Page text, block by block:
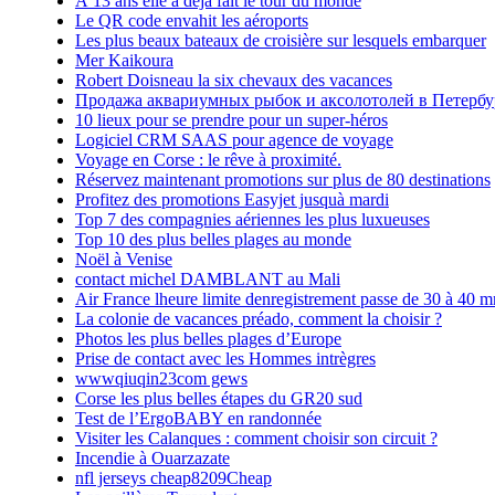
Le QR code envahit les aéroports
Les plus beaux bateaux de croisière sur lesquels embarquer
Mer Kaikoura
Robert Doisneau la six chevaux des vacances
Продажа аквариумных рыбок и аксолотолей в
10 lieux pour se prendre pour un super-héros
Logiciel CRM SAAS pour agence de voyage
Voyage en Corse : le rêve à proximité.
Réservez maintenant promotions sur plus de 80 destinations
Profitez des promotions Easyjet jusquà mardi
Top 7 des compagnies aériennes les plus luxueuses
Top 10 des plus belles plages au monde
Noël à Venise
contact michel DAMBLANT au Mali
Air France lheure limite denregistrement passe de 30 à 40
La colonie de vacances préado, comment la choisir ?
Photos les plus belles plages d’Europe
Prise de contact avec les Hommes intrègres
wwwqiuqin23com gews
Corse les plus belles étapes du GR20 sud
Test de l’ErgoBABY en randonnée
Visiter les Calanques : comment choisir son circuit ?
Incendie à Ouarzazate
nfl jerseys cheap8209Cheap